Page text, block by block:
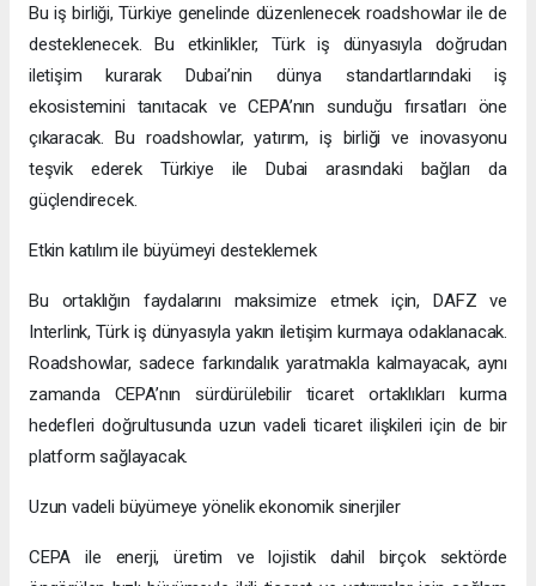
Bu iş birliği, Türkiye genelinde düzenlenecek roadshowlar ile de
desteklenecek. Bu etkinlikler, Türk iş dünyasıyla doğrudan
iletişim kurarak Dubai’nin dünya standartlarındaki iş
ekosistemini tanıtacak ve CEPA’nın sunduğu fırsatları öne
çıkaracak. Bu roadshowlar, yatırım, iş birliği ve inovasyonu
teşvik ederek Türkiye ile Dubai arasındaki bağları da
güçlendirecek.
Etkin katılım ile büyümeyi desteklemek
Bu ortaklığın faydalarını maksimize etmek için, DAFZ ve
Interlink, Türk iş dünyasıyla yakın iletişim kurmaya odaklanacak.
Roadshowlar, sadece farkındalık yaratmakla kalmayacak, aynı
zamanda CEPA’nın sürdürülebilir ticaret ortaklıkları kurma
hedefleri doğrultusunda uzun vadeli ticaret ilişkileri için de bir
platform sağlayacak.
Uzun vadeli büyümeye yönelik ekonomik sinerjiler
CEPA ile enerji, üretim ve lojistik dahil birçok sektörde